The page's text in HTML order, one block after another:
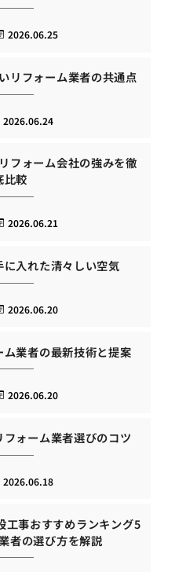
2026.06.25
リフォーム業者の共通点
2026.06.24
フォーム会社の強みを徹
比較
2026.06.21
入れた清々しい空気
2026.06.20
業者の最新技術と提案
2026.06.20
ォーム業者選びのコツ
2026.06.18
工事おすすめランキング5
者の選び方を解説